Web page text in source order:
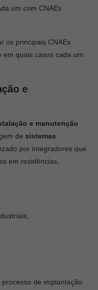
um com CNAEs
os principais CNAEs
em quais casos cada um
e
e manutenção
de sistemas
por integradores que
em residências,
de implantação